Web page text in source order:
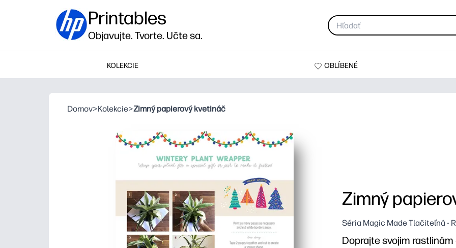
Printables
Objavujte. Tvorte. Učte sa.
KOLEKCIE OBLÍBENÉ
Domov>Kolekcie>Zimný papierový kvetináč
Zimný
Séria Magic Made Tlačiteľná -
Doprajte svojim